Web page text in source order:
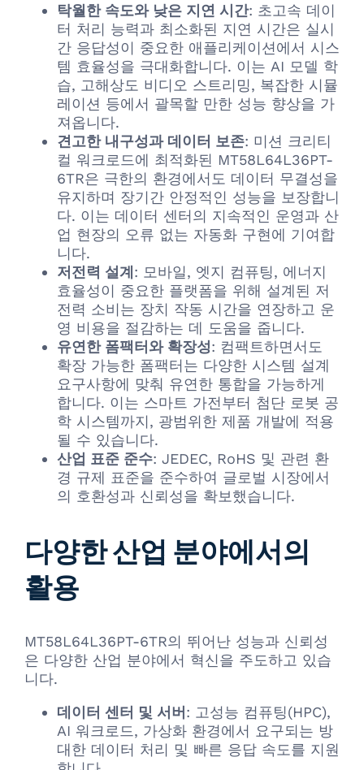
탁월한 속도와 낮은 지연 시간: 초고속 데이
터 처리 능력과 최소화된 지연 시간은 실시
간 응답성이 중요한 애플리케이션에서 시스
템 효율성을 극대화합니다. 이는 AI 모델 학
습, 고해상도 비디오 스트리밍, 복잡한 시뮬
레이션 등에서 괄목할 만한 성능 향상을 가
져옵니다.
견고한 내구성과 데이터 보존: 미션 크리티
컬 워크로드에 최적화된 MT58L64L36PT-
6TR은 극한의 환경에서도 데이터 무결성을
유지하며 장기간 안정적인 성능을 보장합니
다. 이는 데이터 센터의 지속적인 운영과 산
업 현장의 오류 없는 자동화 구현에 기여합
니다.
저전력 설계 : 모바일, 엣지 컴퓨팅, 에너지
효율성이 중요한 플랫폼을 위해 설계된 저
전력 소비는 장치 작동 시간을 연장하고 운
영 비용을 절감하는 데 도움을 줍니다.
유연한 폼팩터와 확장성: 컴팩트하면서도
확장 가능한 폼팩터는 다양한 시스템 설계
요구사항에 맞춰 유연한 통합을 가능하게
합니다. 이는 스마트 가전부터 첨단 로봇 공
학 시스템까지, 광범위한 제품 개발에 적용
될 수 있습니다.
산업 표준 준수: JEDEC, RoHS 및 관련 환
경 규제 표준을 준수하여 글로벌 시장에서
의 호환성과 신뢰성을 확보했습니다.
다양한 산업 분야에서의
활용
MT58L64L36PT-6TR의 뛰어난 성능과 신뢰성
은 다양한 산업 분야에서 혁신을 주도하고 있습
니다.
데이터 센터 및 서버 : 고성능 컴퓨팅(HPC),
AI 워크로드, 가상화 환경에서 요구되는 방
대한 데이터 처리 및 빠른 응답 속도를 지원